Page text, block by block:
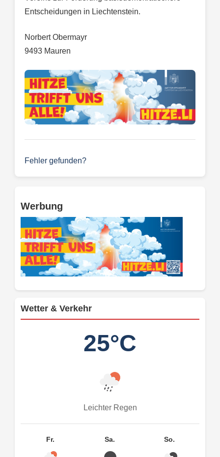
Entscheidungen in Liechtenstein.
Norbert Obermayr
9493 Mauren
Fehler gefunden?
Werbung
Wetter & Verkehr
25°C
Leichter Regen
Fr. Sa. So.